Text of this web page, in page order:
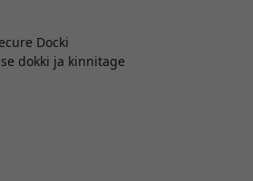
Docki
dokki ja kinnitage